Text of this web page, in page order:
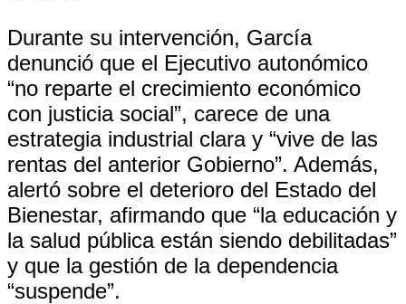
Durante su intervención, García
denunció que el Ejecutivo autonómico
“no reparte el crecimiento económico
con justicia social”, carece de una
estrategia industrial clara y “vive de las
rentas del anterior Gobierno”. Además,
alertó sobre el deterioro del Estado del
Bienestar, afirmando que “la educación y
la salud pública están siendo debilitadas”
y que la gestión de la dependencia
“suspende”.